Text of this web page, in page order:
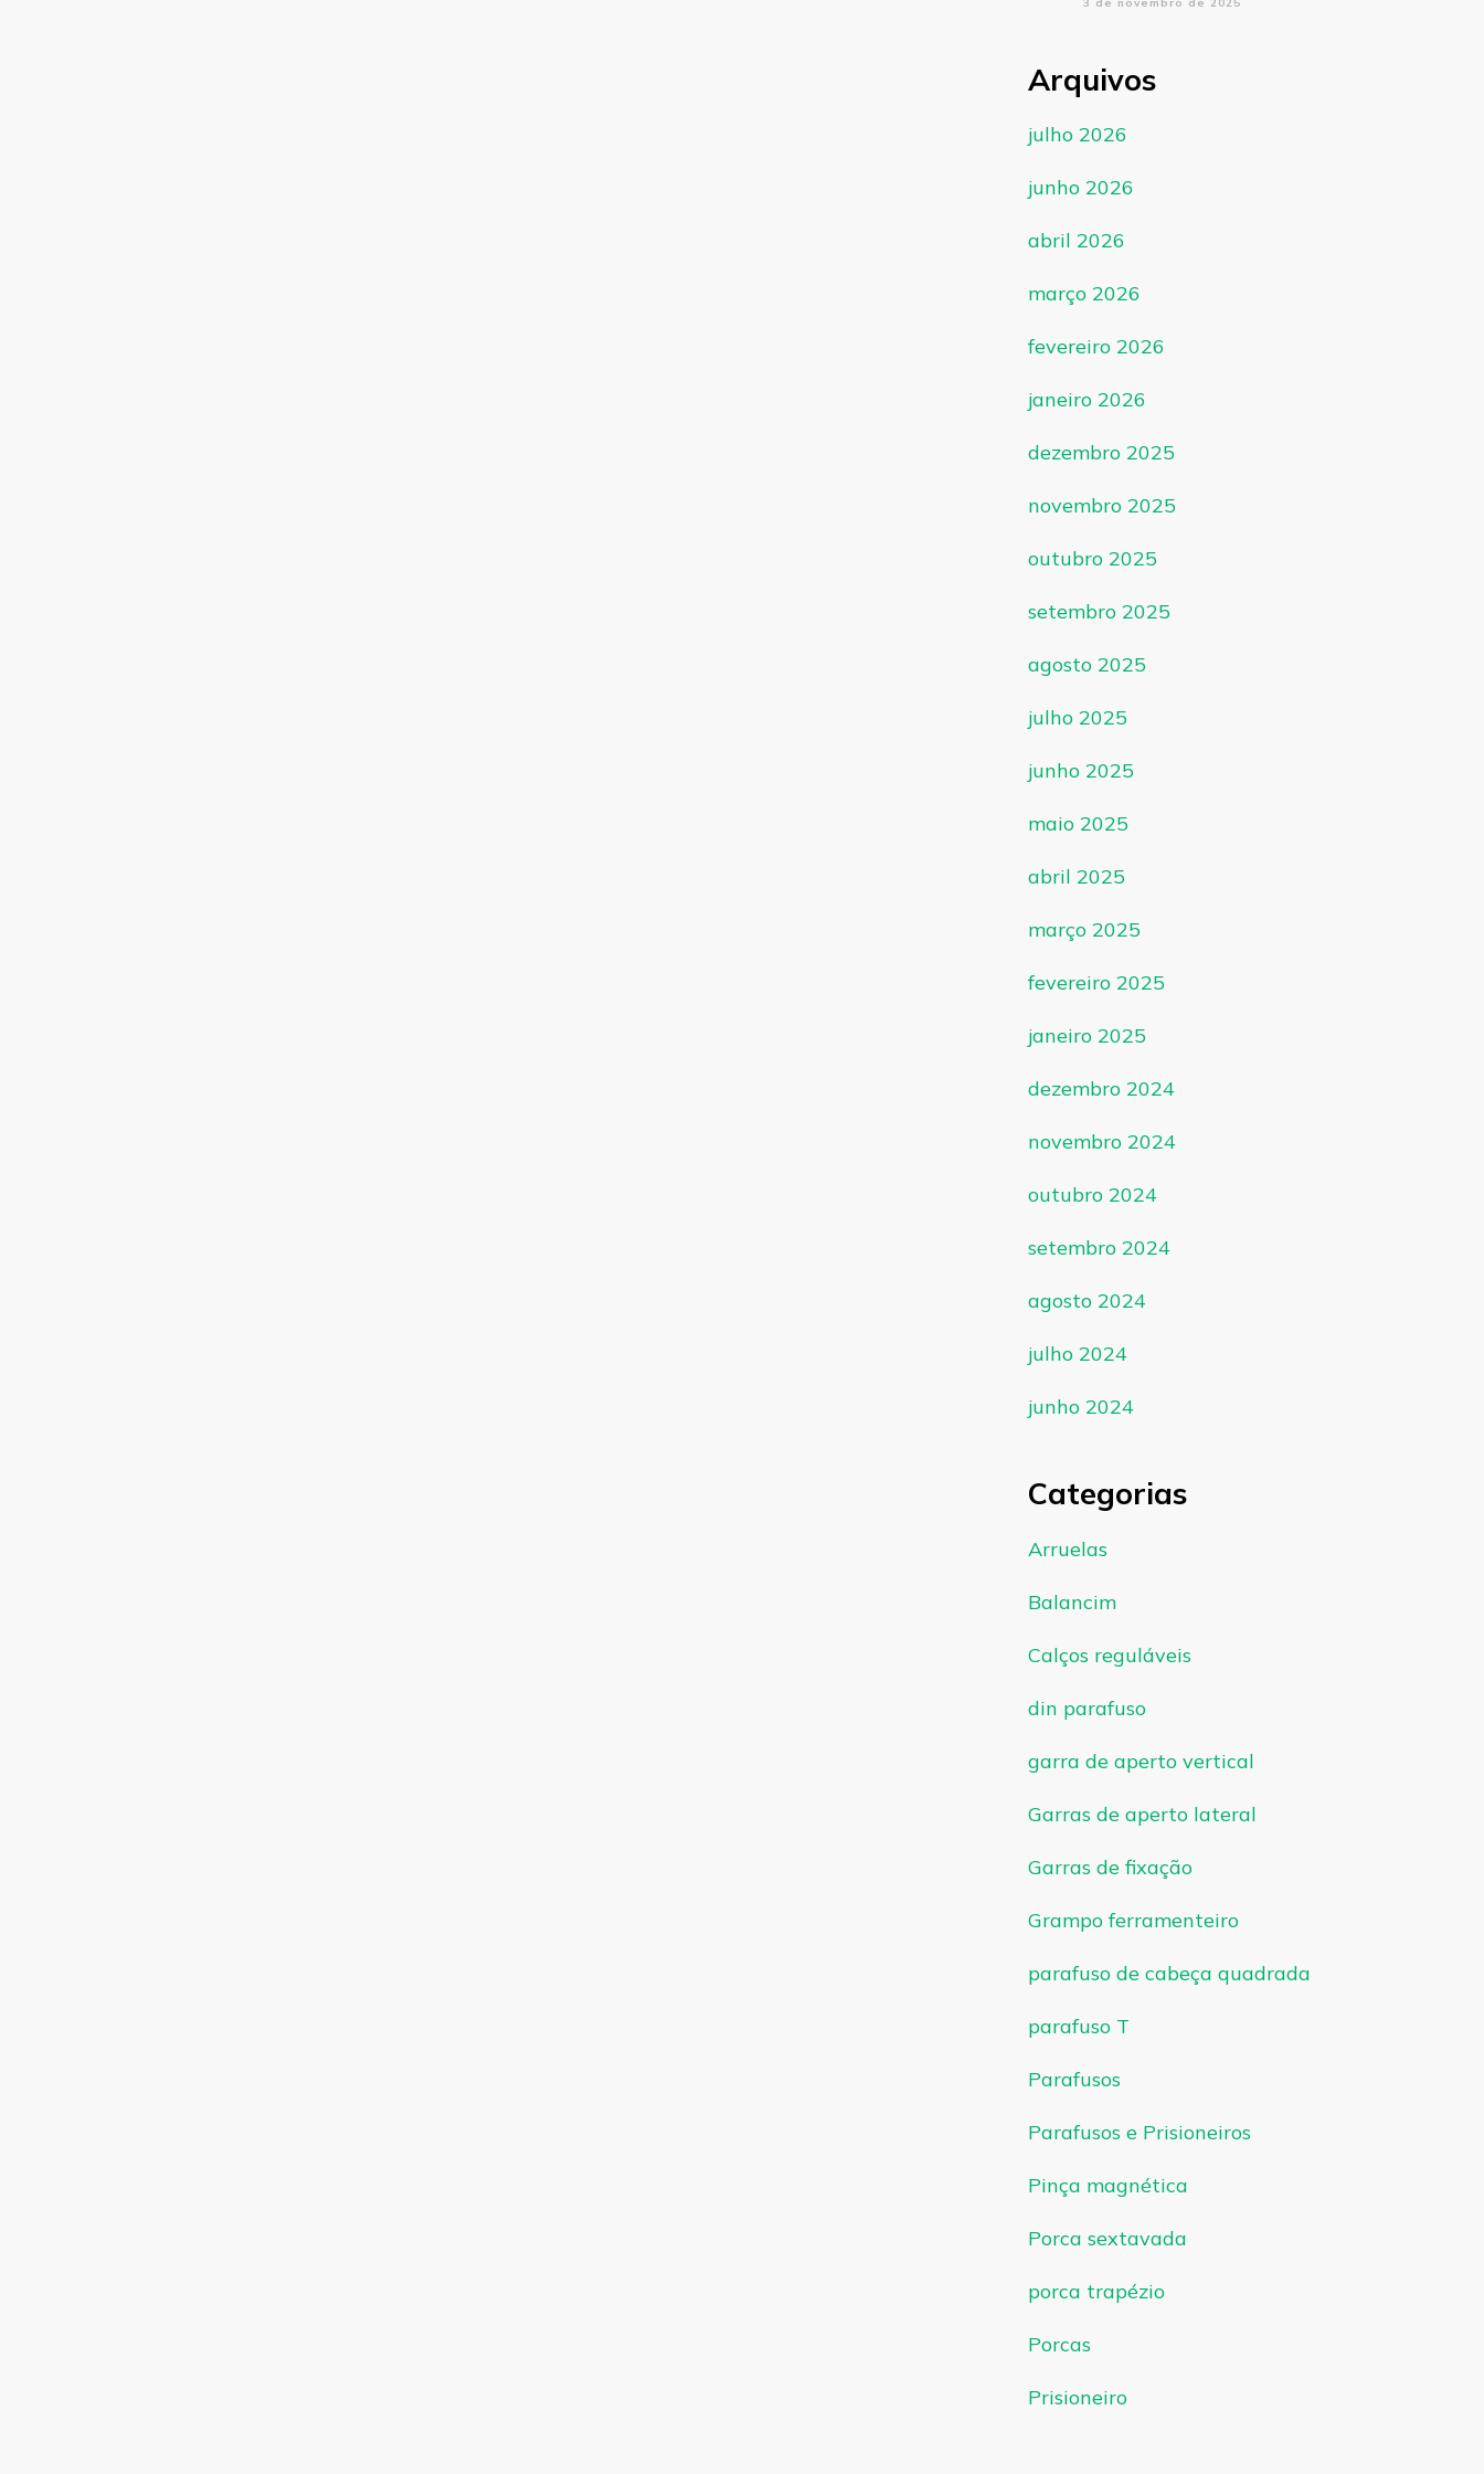
Arquivos
julho 2026
junho 2026
abril 2026
março 2026
fevereiro 2026
janeiro 2026
dezembro 2025
novembro 2025
outubro 2025
setembro 2025
agosto 2025
julho 2025
junho 2025
maio 2025
abril 2025
março 2025
fevereiro 2025
janeiro 2025
dezembro 2024
novembro 2024
outubro 2024
setembro 2024
agosto 2024
julho 2024
junho 2024
Categorias
Arruelas
Balancim
Calços reguláveis
din parafuso
garra de aperto vertical
Garras de aperto lateral
Garras de fixação
Grampo ferramenteiro
parafuso de cabeça quadrada
parafuso T
Parafusos
Parafusos e Prisioneiros
Pinça magnética
Porca sextavada
porca trapézio
Porcas
Prisioneiro